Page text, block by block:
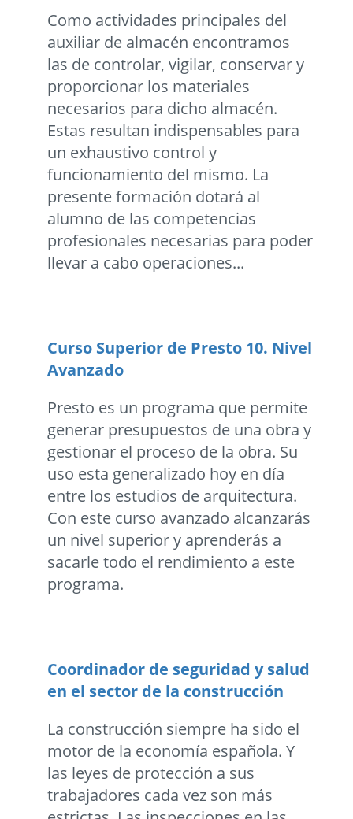
Como actividades principales del
auxiliar de almacén encontramos
las de controlar, vigilar, conservar y
proporcionar los materiales
necesarios para dicho almacén.
Estas resultan indispensables para
un exhaustivo control y
funcionamiento del mismo. La
presente formación dotará al
alumno de las competencias
profesionales necesarias para poder
llevar a cabo operaciones...
Curso Superior de Presto 10. Nivel
Avanzado
Presto es un programa que permite
generar presupuestos de una obra y
gestionar el proceso de la obra. Su
uso esta generalizado hoy en día
entre los estudios de arquitectura.
Con este curso avanzado alcanzarás
un nivel superior y aprenderás a
sacarle todo el rendimiento a este
programa.
Coordinador de seguridad y salud
en el sector de la construcción
La construcción siempre ha sido el
motor de la economía española. Y
las leyes de protección a sus
trabajadores cada vez son más